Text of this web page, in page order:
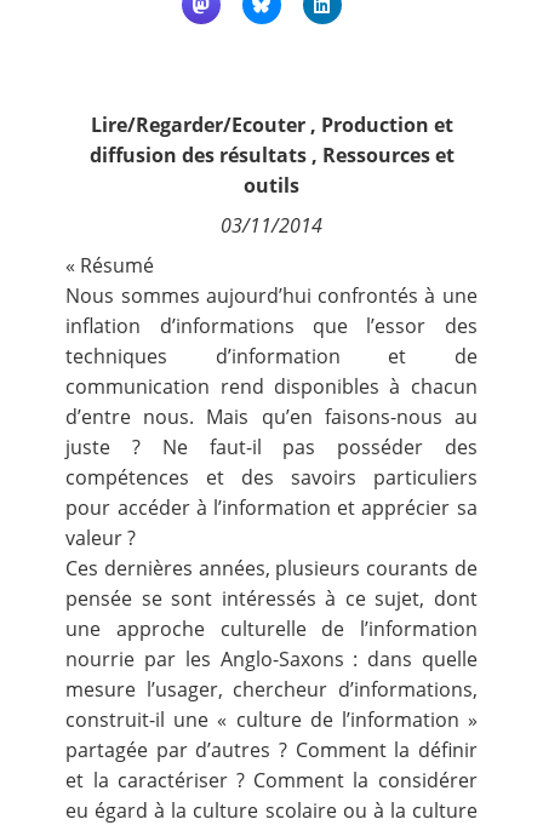
Qui sommes nous ?
Nous suivre
Lire/Regarder/Ecouter, Production et
diffusion des résultats, Ressources et
outils
03/11/2014
« Résumé
Nous sommes aujourd’hui confrontés à une
inflation d’informations que l’essor des
techniques d’information et de
communication rend disponibles à chacun
d’entre nous. Mais qu’en faisons-nous au
juste ? Ne faut-il pas posséder des
compétences et des savoirs particuliers
pour accéder à l’information et apprécier sa
valeur ?
Ces dernières années, plusieurs courants de
pensée se sont intéressés à ce sujet, dont
une approche culturelle de l’information
nourrie par les Anglo-Saxons : dans quelle
mesure l’usager, chercheur d’informations,
construit-il une « culture de l’information »
partagée par d’autres ? Comment la définir
et la caractériser ? Comment la considérer
eu égard à la culture scolaire ou à la culture